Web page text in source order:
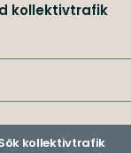
kollektivtrafik
kollektivtrafik